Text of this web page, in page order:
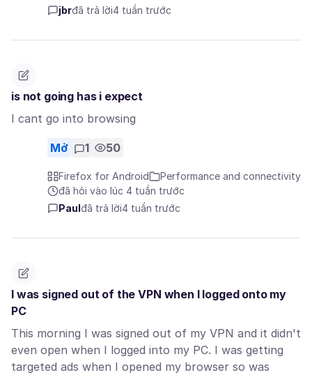
jbrđã trả lời4 tuần trước
is not going has i expect
I cant go into browsing
Mở 1 50
Firefox for Android
Performance and connectivity
đã hỏi vào lúc 4 tuần trước
Paul đã trả lời4 tuần trước
I was signed out of the VPN when I logged onto my
PC
This morning I was signed out of my VPN and it didn't
even open when I logged into my PC. I was getting
targeted ads when I opened my browser so was